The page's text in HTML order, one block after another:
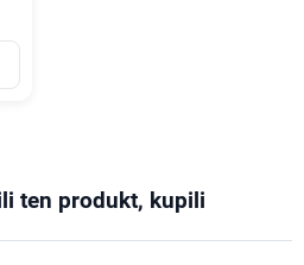
ten produkt, kupili